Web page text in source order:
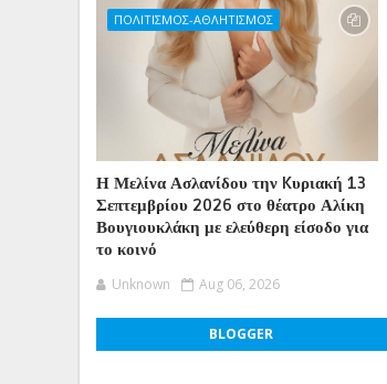
ΠΟΛΙΤΙΣΜΟΣ-ΑΘΛΗΤΙΣΜΟΣ
Η Μελίνα Ασλανίδου την Kυριακή 13
Σεπτεμβρίου 2026 στο θέατρο Αλίκη
Βουγιουκλάκη με ελεύθερη είσοδο για
το κοινό
Unknown Aug 06, 2026
BLOGGER